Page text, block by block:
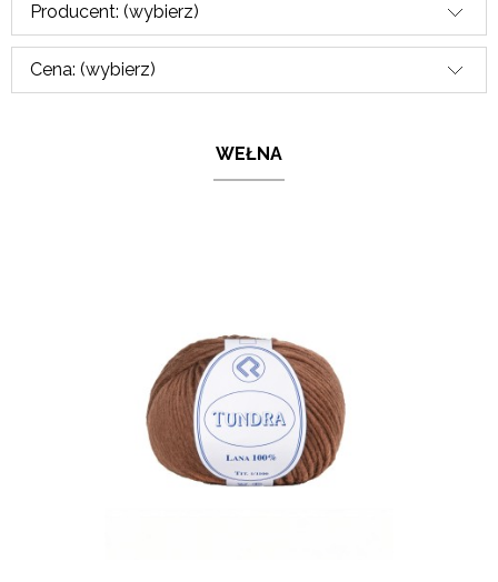
Producent: (wybierz)
Cena: (wybierz)
WEŁNA